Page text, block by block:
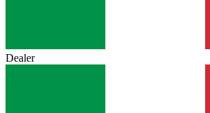
Dealer